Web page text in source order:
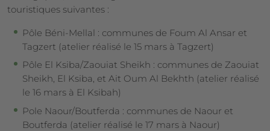
touristiques suivantes :
Pôle Béni-Mellal : communes de Foum Al Ansar et
Tagzert (atelier réalisé le 15 mars à Tagzert)
Pôle El Ksiba/Zaouiat Sheikh : communes de Zaouiat
Sheikh, El Ksiba, et Ait Oum Al Bekhth (atelier réalisé
le 16 mars à El Ksibah)
Pole Naour/Boutferda : communes de Naour et
Boutferda (atelier réalisé le 17 mars à Naour)